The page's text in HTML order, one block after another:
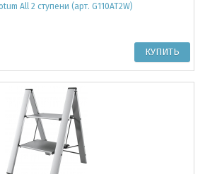
All 2 ступени (арт. G110AT2W)